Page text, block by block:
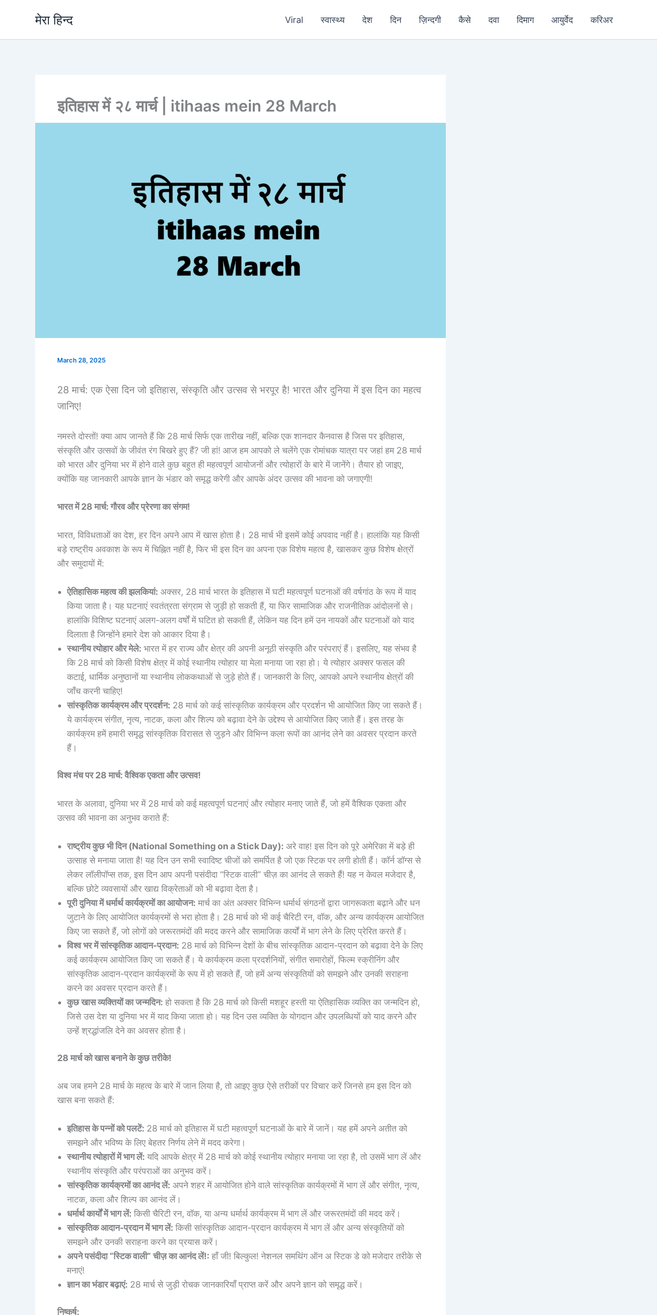
मेरा हिन्द Viral स्वास्थ्य देश दिन ज़िन्दगी कैसे दवा दिमाग आयुर्वेद करिअर
इतिहास में २८ मार्च | itihaas mein 28 March
March 28, 2025
28 मार्च: एक ऐसा दिन जो इतिहास, संस्कृति और उत्सव से भरपूर है! भारत और दुनिया में इस दिन का महत्व
जानिए!
नमस्ते दोस्तों! क्या आप जानते हैं कि 28 मार्च सिर्फ एक तारीख नहीं, बल्कि एक शानदार कैनवास है जिस पर इतिहास,
संस्कृति और उत्सवों के जीवंत रंग बिखरे हुए हैं? जी हां! आज हम आपको ले चलेंगे एक रोमांचक यात्रा पर जहां हम 28 मार्च
को भारत और दुनिया भर में होने वाले कुछ बहुत ही महत्वपूर्ण आयोजनों और त्योहारों के बारे में जानेंगे। तैयार हो जाइए,
क्योंकि यह जानकारी आपके ज्ञान के भंडार को समृद्ध करेगी और आपके अंदर उत्सव की भावना को जगाएगी!
भारत में 28 मार्च: गौरव और प्रेरणा का संगम!
भारत, विविधताओं का देश, हर दिन अपने आप में खास होता है। 28 मार्च भी इसमें कोई अपवाद नहीं है। हालांकि यह किसी
बड़े राष्ट्रीय अवकाश के रूप में चिह्नित नहीं है, फिर भी इस दिन का अपना एक विशेष महत्व है, खासकर कुछ विशेष क्षेत्रों
और समुदायों में:
ऐतिहासिक महत्व की झलकियां: अक्सर, 28 मार्च भारत के इतिहास में घटी महत्वपूर्ण घटनाओं की वर्षगांठ के रूप में याद
किया जाता है। यह घटनाएं स्वतंत्रता संग्राम से जुड़ी हो सकती हैं, या फिर सामाजिक और राजनीतिक आंदोलनों से।
हालांकि विशिष्ट घटनाएं अलग-अलग वर्षों में घटित हो सकती हैं, लेकिन यह दिन हमें उन नायकों और घटनाओं को याद
दिलाता है जिन्होंने हमारे देश को आकार दिया है।
स्थानीय त्योहार और मेले: भारत में हर राज्य और क्षेत्र की अपनी अनूठी संस्कृति और परंपराएं हैं। इसलिए, यह संभव है
कि 28 मार्च को किसी विशेष क्षेत्र में कोई स्थानीय त्योहार या मेला मनाया जा रहा हो। ये त्योहार अक्सर फसल की
कटाई, धार्मिक अनुष्ठानों या स्थानीय लोककथाओं से जुड़े होते हैं। जानकारी के लिए, आपको अपने स्थानीय क्षेत्रों की
जाँच करनी चाहिए!
सांस्कृतिक कार्यक्रम और प्रदर्शन: 28 मार्च को कई सांस्कृतिक कार्यक्रम और प्रदर्शन भी आयोजित किए जा सकते हैं।
ये कार्यक्रम संगीत, नृत्य, नाटक, कला और शिल्प को बढ़ावा देने के उद्देश्य से आयोजित किए जाते हैं। इस तरह के
कार्यक्रम हमें हमारी समृद्ध सांस्कृतिक विरासत से जुड़ने और विभिन्न कला रूपों का आनंद लेने का अवसर प्रदान करते
हैं।
विश्व मंच पर 28 मार्च: वैश्विक एकता और उत्सव!
भारत के अलावा, दुनिया भर में 28 मार्च को कई महत्वपूर्ण घटनाएं और त्योहार मनाए जाते हैं, जो हमें वैश्विक एकता और
उत्सव की भावना का अनुभव कराते हैं:
राष्ट्रीय कुछ भी दिन (National Something on a Stick Day): अरे वाह! इस दिन को पूरे अमेरिका में बड़े ही
उत्साह से मनाया जाता है! यह दिन उन सभी स्वादिष्ट चीजों को समर्पित है जो एक स्टिक पर लगी होती हैं। कॉर्न डॉग्स से
लेकर लॉलीपॉप्स तक, इस दिन आप अपनी पसंदीदा “स्टिक वाली” चीज़ का आनंद ले सकते हैं! यह न केवल मजेदार है,
बल्कि छोटे व्यवसायों और खाद्य विक्रेताओं को भी बढ़ावा देता है।
पूरी दुनिया में धर्मार्थ कार्यक्रमों का आयोजन: मार्च का अंत अक्सर विभिन्न धर्मार्थ संगठनों द्वारा जागरूकता बढ़ाने और धन
जुटाने के लिए आयोजित कार्यक्रमों से भरा होता है। 28 मार्च को भी कई चैरिटी रन, वॉक, और अन्य कार्यक्रम आयोजित
किए जा सकते हैं, जो लोगों को जरूरतमंदों की मदद करने और सामाजिक कार्यों में भाग लेने के लिए प्रेरित करते हैं।
विश्व भर में सांस्कृतिक आदान-प्रदान: 28 मार्च को विभिन्न देशों के बीच सांस्कृतिक आदान-प्रदान को बढ़ावा देने के लिए
कई कार्यक्रम आयोजित किए जा सकते हैं। ये कार्यक्रम कला प्रदर्शनियों, संगीत समारोहों, फिल्म स्क्रीनिंग और
सांस्कृतिक आदान-प्रदान कार्यक्रमों के रूप में हो सकते हैं, जो हमें अन्य संस्कृतियों को समझने और उनकी सराहना
करने का अवसर प्रदान करते हैं।
कुछ खास व्यक्तियों का जन्मदिन: हो सकता है कि 28 मार्च को किसी मशहूर हस्ती या ऐतिहासिक व्यक्ति का जन्मदिन हो,
जिसे उस देश या दुनिया भर में याद किया जाता हो। यह दिन उस व्यक्ति के योगदान और उपलब्धियों को याद करने और
उन्हें श्रद्धांजलि देने का अवसर होता है।
28 मार्च को खास बनाने के कुछ तरीके!
अब जब हमने 28 मार्च के महत्व के बारे में जान लिया है, तो आइए कुछ ऐसे तरीकों पर विचार करें जिनसे हम इस दिन को
खास बना सकते हैं:
इतिहास के पन्नों को पलटें: 28 मार्च को इतिहास में घटी महत्वपूर्ण घटनाओं के बारे में जानें। यह हमें अपने अतीत को
समझने और भविष्य के लिए बेहतर निर्णय लेने में मदद करेगा।
स्थानीय त्योहारों में भाग लें: यदि आपके क्षेत्र में 28 मार्च को कोई स्थानीय त्योहार मनाया जा रहा है, तो उसमें भाग लें और
स्थानीय संस्कृति और परंपराओं का अनुभव करें।
सांस्कृतिक कार्यक्रमों का आनंद लें: अपने शहर में आयोजित होने वाले सांस्कृतिक कार्यक्रमों में भाग लें और संगीत, नृत्य,
नाटक, कला और शिल्प का आनंद लें।
धर्मार्थ कार्यों में भाग लें: किसी चैरिटी रन, वॉक, या अन्य धर्मार्थ कार्यक्रम में भाग लें और जरूरतमंदों की मदद करें।
सांस्कृतिक आदान-प्रदान में भाग लें: किसी सांस्कृतिक आदान-प्रदान कार्यक्रम में भाग लें और अन्य संस्कृतियों को
समझने और उनकी सराहना करने का प्रयास करें।
अपने पसंदीदा “स्टिक वाली” चीज़ का आनंद लें!: हाँ जी! बिल्कुल! नेशनल समथिंग ऑन अ स्टिक डे को मजेदार तरीके से
मनाएं!
ज्ञान का भंडार बढ़ाएं: 28 मार्च से जुड़ी रोचक जानकारियाँ प्राप्त करें और अपने ज्ञान को समृद्ध करें।
निष्कर्ष: